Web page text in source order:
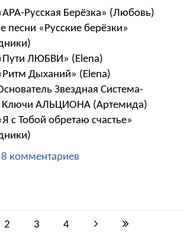
Русская Берёзка» (Любовь)
песни «Русские берёзки»
ЛЮБВИ» (Elena)
Дыханий» (Elena)
Звездная Система-
Ключи АЛЬЦИОНА (Артемида)
с Тобой обретаю счастье»
8 комментариев
2 3 4